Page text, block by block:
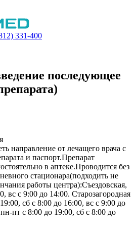
331-400
последующее
направление от лечащего врача с
и паспорт.Препарат
в аптеке.Проводится без
стационара(подходить не
работы центра):Съездовская,
вс с 9:00 до 14:00. Старозагородная
сб с 8:00 до 16:00, вс с 9:00 до
пт с 8:00 до 19:00, сб с 8:00 до